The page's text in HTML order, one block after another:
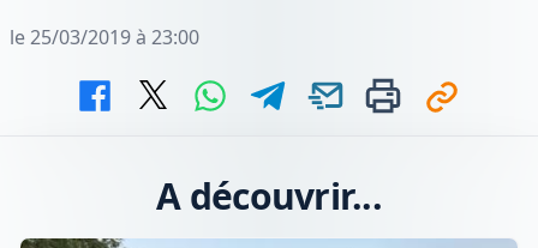
le 25/03/2019 à 23:00
A découvrir...